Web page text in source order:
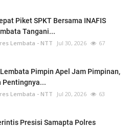
Piket SPKT Bersama INAFIS
Tangani...
Lembata - NTT Jul 30, 2026 67
Pimpin Apel Jam Pimpinan,
Pentingnya...
Lembata - NTT Jul 20, 2026 63
Presisi Samapta Polres